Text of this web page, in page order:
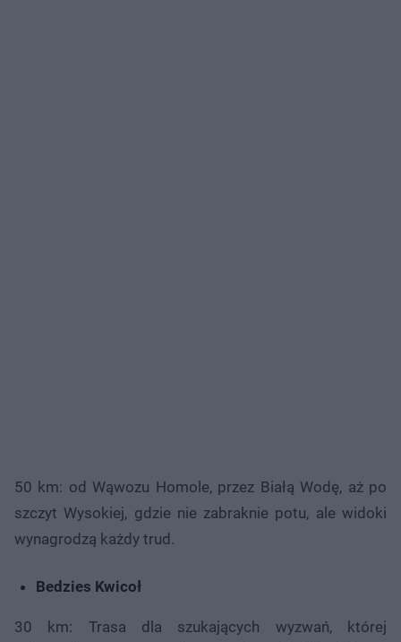
50 km: od Wąwozu Homole, przez Białą Wodę, aż po
szczyt Wysokiej, gdzie nie zabraknie potu, ale widoki
wynagrodzą każdy trud.
Bedzies Kwicoł
30 km: Trasa dla szukających wyzwań, której